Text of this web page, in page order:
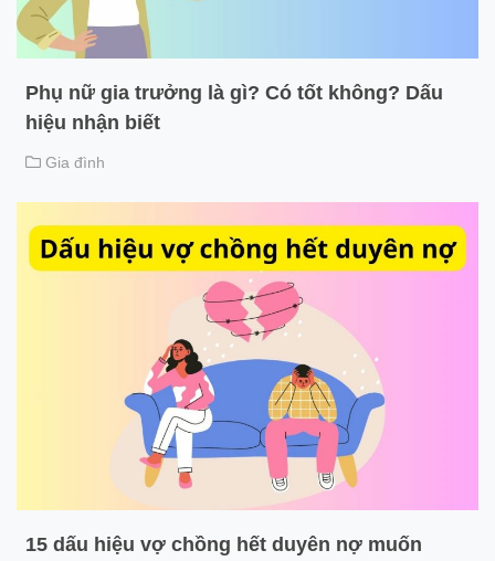
Phụ nữ gia trưởng là gì? Có tốt không? Dấu
hiệu nhận biết
Gia đình
15 dấu hiệu vợ chồng hết duyên nợ muốn